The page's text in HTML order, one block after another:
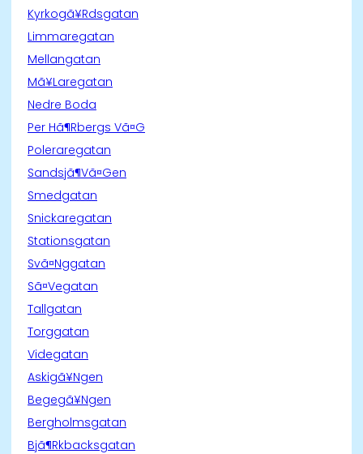
Kyrkogã¥Rdsgatan
Limmaregatan
Mellangatan
Mã¥Laregatan
Nedre Boda
Per Hã¶Rbergs Vã¤G
Poleraregatan
Sandsjã¶Vã¤Gen
Smedgatan
Snickaregatan
Stationsgatan
Svã¤Nggatan
Sã¤Vegatan
Tallgatan
Torggatan
Videgatan
Askigã¥Ngen
Begegã¥Ngen
Bergholmsgatan
Bjã¶Rkbacksgatan